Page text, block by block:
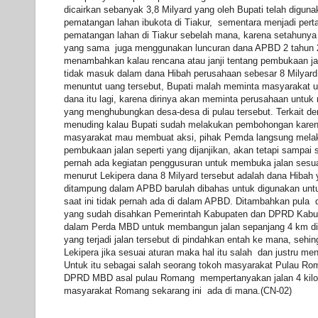
dicairkan sebanyak 3,8 Milyard yang oleh Bupati telah
pematangan lahan ibukota di Tiakur, sementara menjadi
pematangan lahan di Tiakur sebelah mana, karena
yang sama juga menggunakan luncuran dana APBD 2 tahun
menambahkan kalau rencana atau janji tentang pembukaan
tidak masuk dalam dana Hibah perusahaan sebesar 8
menuntut uang tersebut, Bupati malah meminta masyarakat
dana itu lagi, karena dirinya akan meminta perusahaan
yang menghubungkan desa-desa di pulau tersebut. Terkait
menuding kalau Bupati sudah melakukan pembohongan
masyarakat mau membuat aksi, pihak Pemda langsung
pembukaan jalan seperti yang dijanjikan, akan tetapi sampai
pernah ada kegiatan penggusuran untuk membuka jalan
menurut Lekipera dana 8 Milyard tersebut adalah dana Hibah
ditampung dalam APBD barulah dibahas untuk digunakan
saat ini tidak pernah ada di dalam APBD. Ditambahkan pula
yang sudah disahkan Pemerintah Kabupaten dan DPRD
dalam Perda MBD untuk membangun jalan sepanjang 4 km
yang terjadi jalan tersebut di pindahkan entah ke mana,
Lekipera jika sesuai aturan maka hal itu salah dan justru
Untuk itu sebagai salah seorang tokoh masyarakat Pulau
DPRD MBD asal pulau Romang mempertanyakan jalan 4
masyarakat Romang sekarang ini ada di mana.(CN-02)